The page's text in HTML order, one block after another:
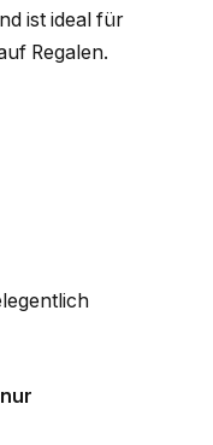
ist ideal für
Regalen.